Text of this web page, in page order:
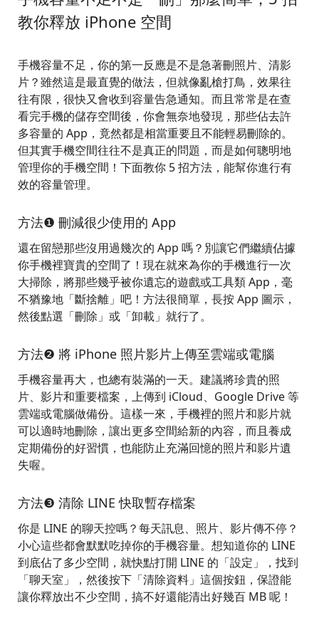
教你釋放 iPhone 空間
手機容量不足，你的第一反應是不是急著刪照片、清影
片？雖然這是最直覺的做法，但就像亂槍打鳥，效果往
往有限，很快又會收到容量告急通知。而且常常是在查
看完手機的儲存空間後，你會無奈地發現，那些佔去許
多容量的 App，竟然都是相當重要且不能輕易刪除的。
但其實手機空間往往不是真正的問題，而是如何聰明地
管理你的手機空間！下面教你 5 招方法，能幫你進行有
效的容量管理。
方法❶ 刪減很少使用的 App
還在留戀那些沒用過幾次的 App 嗎？別讓它們繼續佔據
你手機裡寶貴的空間了！現在就來為你的手機進行一次
大掃除，將那些幾乎被你遺忘的遊戲或工具類 App，毫
不猶豫地「斷捨離」吧！方法很簡單，長按 App 圖示，
然後點選「刪除」或「卸載」就行了。
方法❷ 將 iPhone 照片影片上傳至雲端或電腦
手機容量再大，也總有裝滿的一天。建議將珍貴的照
片、影片和重要檔案，上傳到 iCloud、Google Drive 等
雲端或電腦做備份。這樣一來，手機裡的照片和影片就
可以適時地刪除，讓出更多空間給新的內容，而且養成
定期備份的好習慣，也能防止充滿回憶的照片和影片遺
失喔。
方法❸ 清除 LINE 快取暫存檔案
你是 LINE 的聊天控嗎？每天訊息、照片、影片傳不停？
小心這些都會默默吃掉你的手機容量。想知道你的 LINE
到底佔了多少空間，就快點打開 LINE 的「設定」，找到
「聊天室」，然後按下「清除資料」這個按鈕，保證能
讓你釋放出不少空間，搞不好還能清出好幾百 MB 呢！